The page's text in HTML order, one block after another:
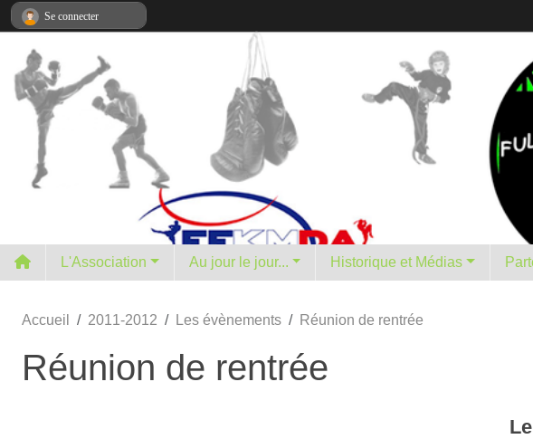
L'Association Au jour le jour... Historique et Médias
Accueil 2011-2012 Les évènements Réunion de rentrée
Réunion de rentrée
Le
Se connecter
Panneau de gestion des cookies